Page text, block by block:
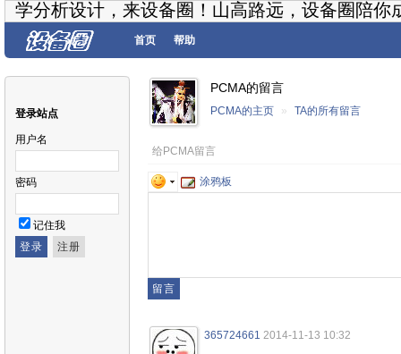
学分析设计，来设备圈！山高路远，设备圈陪你
首页 帮助
登录站点
用户名
密码
记住我
PCMA的留言
PCMA的主页 » TA的所有留言
给PCMA留言
涂鸦板
365724661 2014-11-13 10:32